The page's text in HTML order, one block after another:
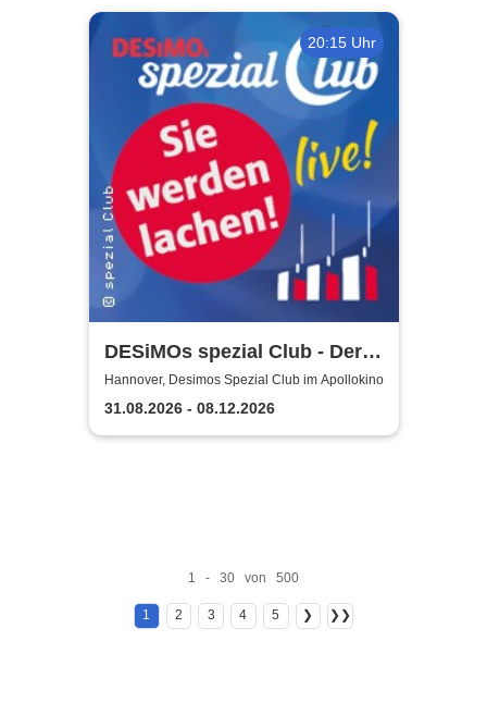
20:15 Uhr
DESiMOs spezial Club - Der
Club-Mix
Hannover, Desimos Spezial Club im Apollokino
31.08.2026 - 08.12.2026
1 - 30 von 500
1 2 3 4 5 ❯ ❯❯